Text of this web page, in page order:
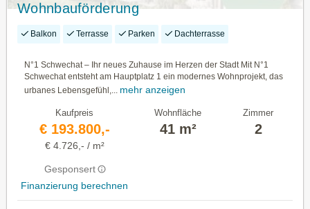
Wohnbauförderung
Balkon Terrasse Parken Dachterrasse
N°1 Schwechat – Ihr neues Zuhause im Herzen der Stadt Mit N°1
Schwechat entsteht am Hauptplatz 1 ein modernes Wohnprojekt, das
urbanes Lebensgefühl,... mehr anzeigen
Kaufpreis
€ 193.800,-
€ 4.726,- / m²
Gesponsert
Finanzierung berechnen
Wohnfläche
41 m²
Zimmer
2